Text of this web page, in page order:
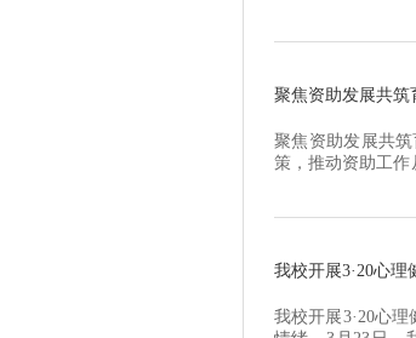
聚焦资助发展共
聚焦资助发展共
策，推动资助工作
我校开展3·20心理
我校开展3·20心